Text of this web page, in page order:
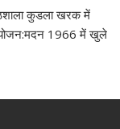
कुडला खरक में
1966 में खुले